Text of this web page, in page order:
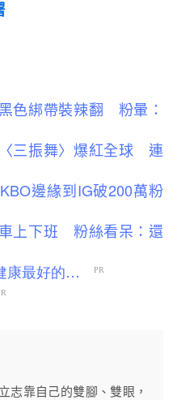
色綁帶裝辣翻 粉暈：
三振舞〉爆紅全球 連
邊緣到IG破200萬粉
上下班 粉絲看呆：還
志靠自己的雙腳、雙眼，